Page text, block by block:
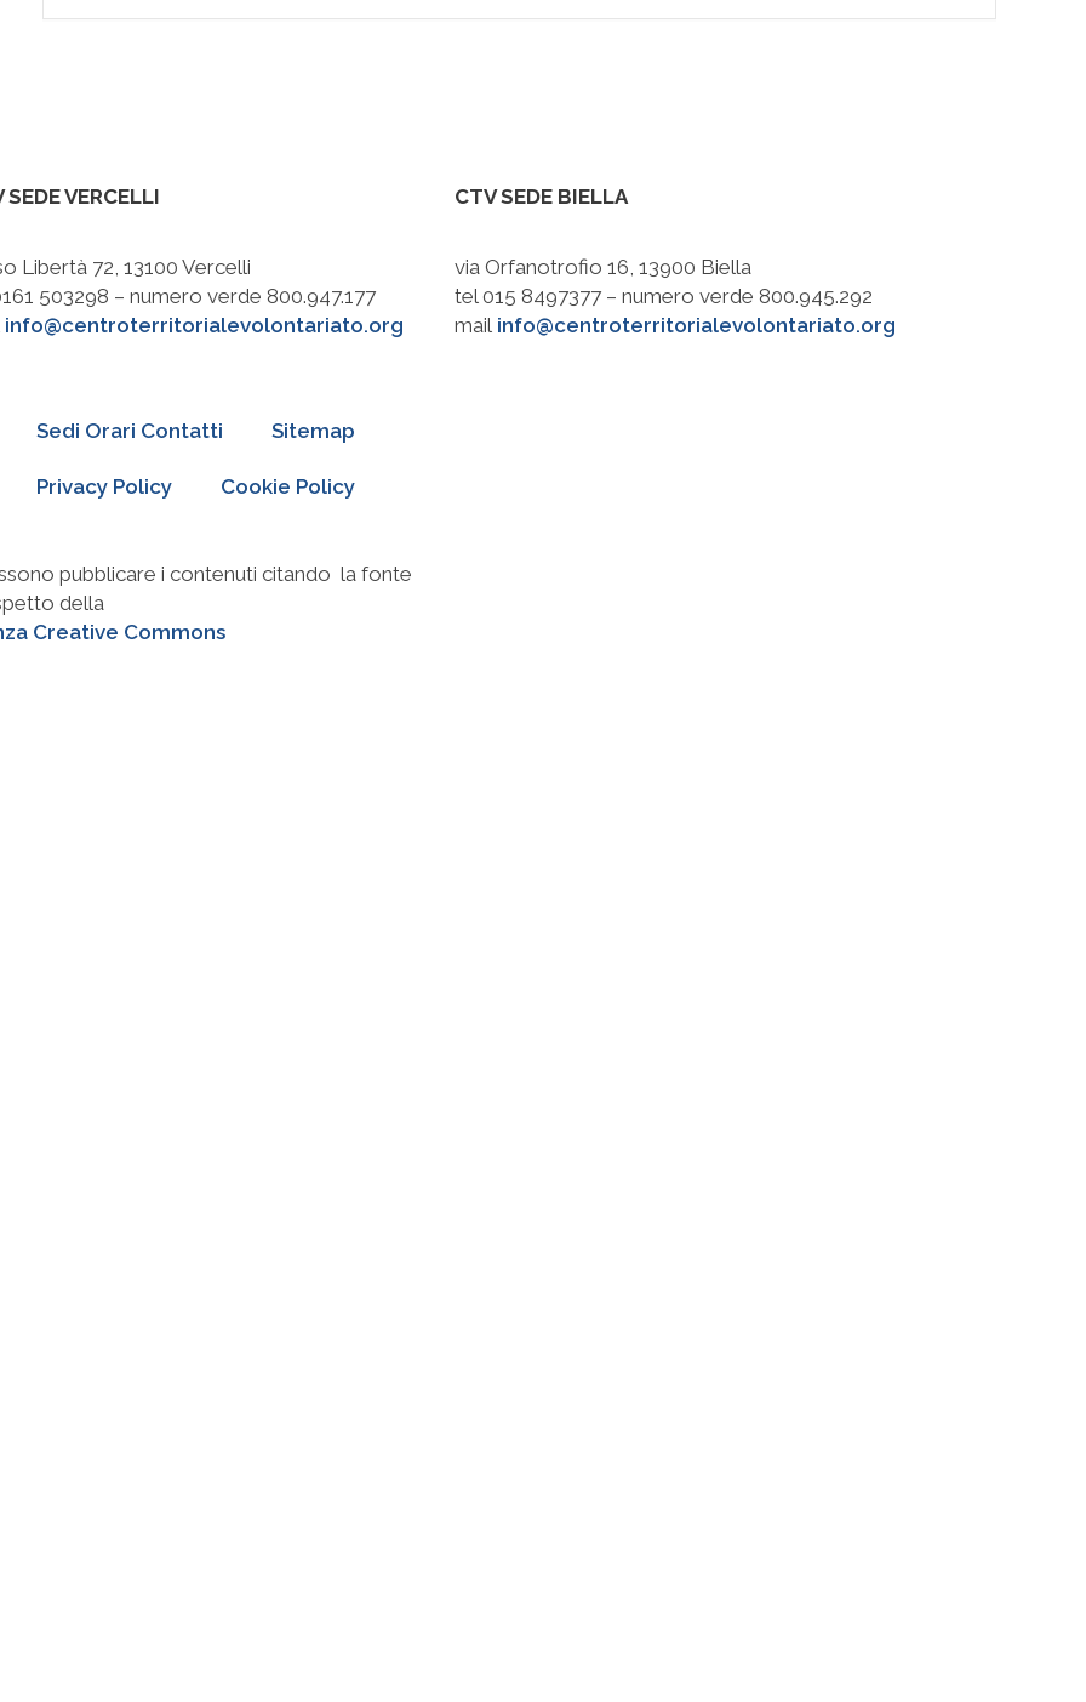
SEDE VERCELLI
Libertà 72, 13100 Vercelli
503298 – numero verde 800.947.177
info@centroterritorialevolontariato.org
CTV SEDE BIELLA
via Orfanotrofio 16, 13900 Biella
tel 015 8497377 – numero verde 800.945.292
mail info@centroterritorialevolontariato.org
Sedi Orari Contatti Sitemap
Privacy Policy Cookie Policy
pubblicare i contenuti citando la fonte
della
Creative Commons